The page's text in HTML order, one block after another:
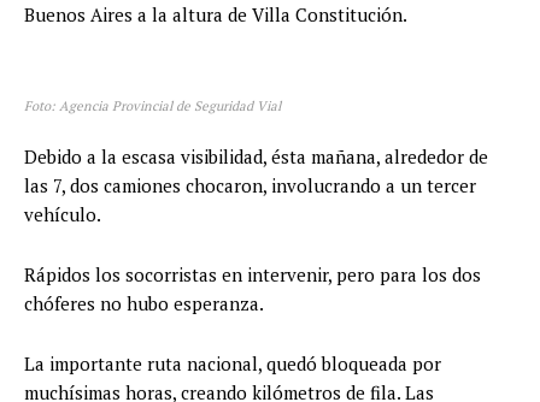
Buenos Aires a la altura de Villa Constitución.
Foto: Agencia Provincial de Seguridad Vial
Debido a la escasa visibilidad, ésta mañana, alrededor de
las 7, dos camiones chocaron, involucrando a un tercer
vehículo.
Rápidos los socorristas en intervenir, pero para los dos
chóferes no hubo esperanza.
La importante ruta nacional, quedó bloqueada por
muchísimas horas, creando kilómetros de fila. Las